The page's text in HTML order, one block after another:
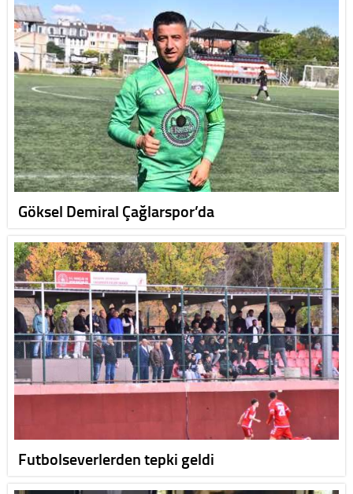
Göksel Demiral Çağlarspor’da
Futbolseverlerden tepki geldi